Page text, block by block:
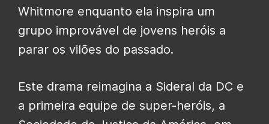
Whitmore enquanto ela inspira um
grupo improvável de jovens heróis a
parar os vilões do passado.
Este drama reimagina a Sideral da DC e
a primeira equipe de super-heróis, a